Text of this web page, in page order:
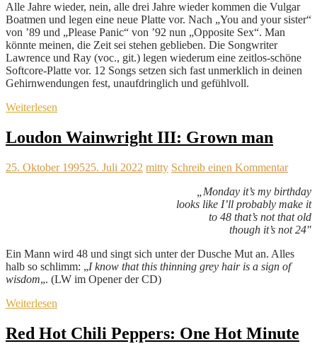
Alle Jahre wieder, nein, alle drei Jahre wieder kommen die Vulgar
Boatmen und legen eine neue Platte vor. Nach „You and your sister“
von ’89 und „Please Panic“ von ’92 nun „Opposite Sex“. Man
könnte meinen, die Zeit sei stehen geblieben. Die Songwriter
Lawrence und Ray (voc., git.) legen wiederum eine zeitlos-schöne
Softcore-Platte vor. 12 Songs setzen sich fast unmerklich in deinen
Gehirnwendungen fest, unaufdringlich und gefühlvoll.
Weiterlesen
Loudon Wainwright III: Grown man
25. Oktober 199525. Juli 2022 mitty Schreib einen Kommentar
„Monday it’s my birthday
looks like I’ll probably make it
to 48 that’s not that old
though it’s not 24″
Ein Mann wird 48 und singt sich unter der Dusche Mut an. Alles
halb so schlimm: „I know that this thinning grey hair is a sign of
wisdom„. (LW im Opener der CD)
Weiterlesen
Red Hot Chili Peppers: One Hot Minute